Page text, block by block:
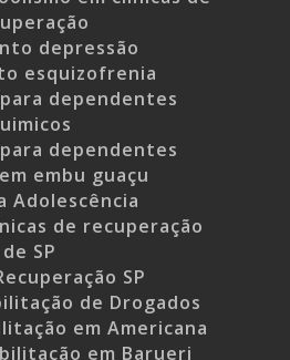
depressão
esquizofrenia
dependentes
dependentes
embu guaçu
Adolescência
de recuperação
de SP
SP
de Drogados
em Americana
em Barueri